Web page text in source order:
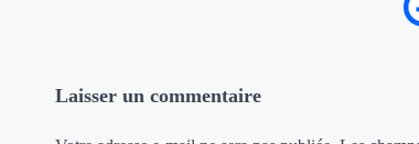
Laisser un commentaire